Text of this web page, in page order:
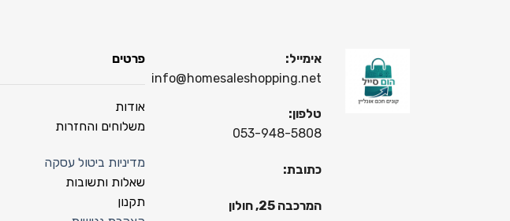
אימייל:
info@homesaleshopping.net
טלפון:
053-948-5808
כתובת:
המרכבה 25, חולון
פרטים
אודות
משלוחים והחזרות
מדיניות ביטול עסקה
שאלות ותשובות
תקנון